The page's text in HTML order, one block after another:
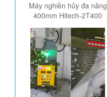
Máy nghiền hủy đa năng
400mm Hitech-2T400